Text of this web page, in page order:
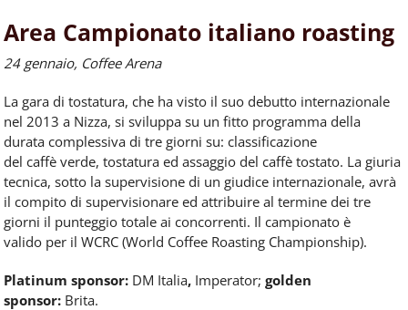
Area Campionato italiano roasting
24 gennaio, Coffee Arena
La gara di tostatura, che ha visto il suo debutto internazionale
nel 2013 a Nizza, si sviluppa su un fitto programma della
durata complessiva di tre giorni su: classificazione
del caffè verde, tostatura ed assaggio del caffè tostato. La giuria
tecnica, sotto la supervisione di un giudice internazionale, avrà
il compito di supervisionare ed attribuire al termine dei tre
giorni il punteggio totale ai concorrenti. Il campionato è
valido per il WCRC (World Coffee Roasting Championship).
Platinum sponsor: DM Italia, Imperator; golden
sponsor: Brita.